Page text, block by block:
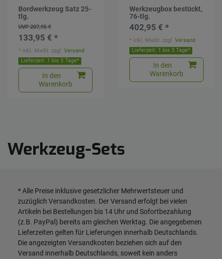
Bordwerkzeug Satz 25-
tlg.
UVP 207,95 €
133,95 € *
Lieferzeit: 1 bis 3 Tage*
In den
Warenkorb
* inkl. MwSt. zzgl.Versand
Werkzeugbox bestückt,
76-tlg.
402,95 € *
Lieferzeit: 1 bis 3 Tage*
In den
Warenkorb
* inkl. MwSt. zzgl.Versand
Werkzeug-Sets
* Alle Preise inklusive gesetzlicher Mehrwertsteuer und
zuzüglich Versandkosten. Der Versand erfolgt bei vielen
Artikeln bei Bestellungen bis 14 Uhr und Sofortbezahlung
(z.B. PayPal) bereits am gleichen Werktag. Die angegebenen
Lieferzeiten gelten für Lieferungen innerhalb Deutschlands.
Die angezeigten Versandkosten beziehen sich auf den
Versand innerhalb Deutschlands, soweit kein anders